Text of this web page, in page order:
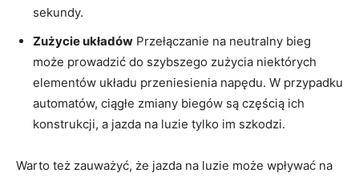
sekundy.
Zużycie układów Przełączanie na neutralny bieg
może prowadzić do szybszego zużycia niektórych
elementów układu przeniesienia napędu. W przypadku
automatów, ciągłe zmiany biegów są częścią ich
konstrukcji, a jazda na luzie tylko im szkodzi.
Warto też zauważyć, że jazda na luzie może wpływać na